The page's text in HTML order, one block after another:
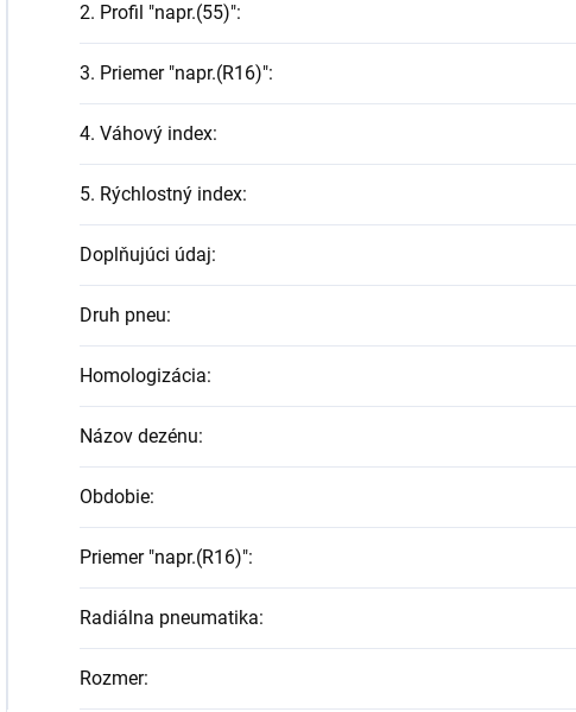
2. Profil "napr.(55)":
3. Priemer "napr.(R16)":
4. Váhový index:
5. Rýchlostný index:
Doplňujúci údaj:
Druh pneu:
Homologizácia:
Názov dezénu:
Obdobie:
Priemer "napr.(R16)":
Radiálna pneumatika:
Rozmer: